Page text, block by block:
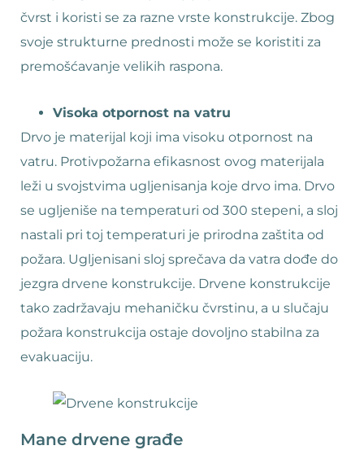
čvrst i koristi se za razne vrste konstrukcije. Zbog
svoje strukturne prednosti može se koristiti za
premošćavanje velikih raspona.
Visoka otpornost na vatru
Drvo je materijal koji ima visoku otpornost na
vatru. Protivpožarna efikasnost ovog materijala
leži u svojstvima ugljenisanja koje drvo ima. Drvo
se ugljeniše na temperaturi od 300 stepeni, a sloj
nastali pri toj temperaturi je prirodna zaštita od
požara. Ugljenisani sloj sprečava da vatra dođe do
jezgra drvene konstrukcije. Drvene konstrukcije
tako zadržavaju mehaničku čvrstinu, a u slučaju
požara konstrukcija ostaje dovoljno stabilna za
evakuaciju.
Mane drvene građe